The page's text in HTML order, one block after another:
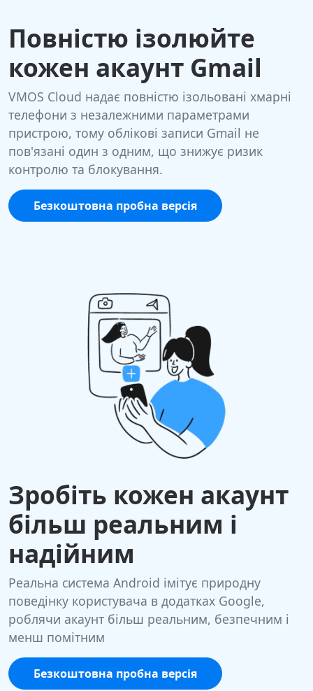
Повністю ізолюйте
кожен акаунт Gmail
VMOS Cloud надає повністю ізольовані хмарні
телефони з незалежними параметрами
пристрою, тому облікові записи Gmail не
пов'язані один з одним, що знижує ризик
контролю та блокування.
Безкоштовна пробна версія
Зробіть кожен акаунт
більш реальним і
надійним
Реальна система Android імітує природну
поведінку користувача в додатках Google,
роблячи акаунт більш реальним, безпечним і
менш помітним
Безкоштовна пробна версія